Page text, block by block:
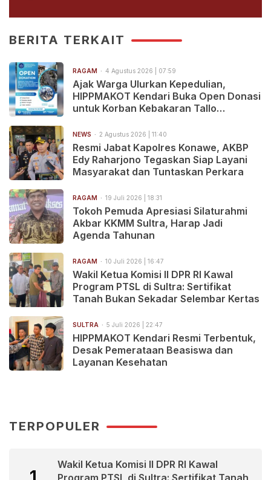
BERITA TERKAIT
RAGAM 4 Agustus 2026 | 07:59
Ajak Warga Ulurkan Kepedulian,
HIPPMAKOT Kendari Buka Open Donasi
untuk Korban Kebakaran Tallo
NEWS 2 Agustus 2026 | 11:40
Resmi Jabat Kapolres Konawe, AKBP
Edy Raharjono Tegaskan Siap Layani
Masyarakat dan Tuntaskan Perkara
RAGAM 19 Juli 2026 | 18:31
Tokoh Pemuda Apresiasi Silaturahmi
Akbar KKMM Sultra, Harap Jadi
Agenda Tahunan
RAGAM 10 Juli 2026 | 16:47
Wakil Ketua Komisi II DPR RI Kawal
Program PTSL di Sultra: Sertifikat
Tanah Bukan Sekadar Selembar Kertas
SULTRA 5 Juli 2026 | 22:47
HIPPMAKOT Kendari Resmi Terbentuk,
Desak Pemerataan Beasiswa dan
Layanan Kesehatan
TERPOPULER
Wakil Ketua Komisi II DPR RI Kawal
Program PTSL di Sultra: Sertifikat Tanah